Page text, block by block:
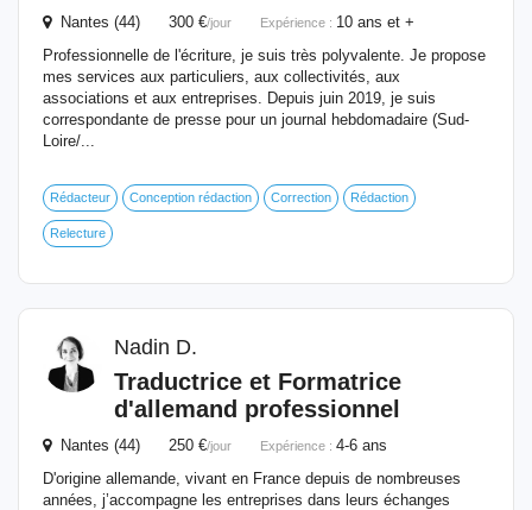
Nantes (44) 300 €/jour Expérience : 10 ans et +
Professionnelle de l'écriture, je suis très polyvalente. Je propose
mes services aux particuliers, aux collectivités, aux
associations et aux entreprises. Depuis juin 2019, je suis
correspondante de presse pour un journal hebdomadaire (Sud-
Loire/...
Rédacteur Conception rédaction Correction Rédaction
Relecture
Nadin D.
Traductrice et Formatrice
d'allemand professionnel
Nantes (44) 250 €/jour Expérience : 4-6 ans
D'origine allemande, vivant en France depuis de nombreuses
années, j’accompagne les entreprises dans leurs échanges